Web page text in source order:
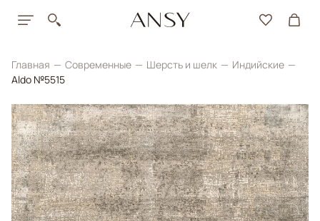
Главная Современные Шерсть и шелк
Индийские
Aldo №5515